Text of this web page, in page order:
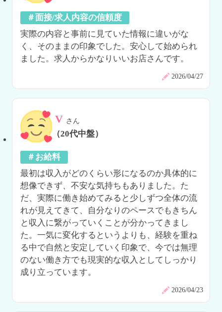
＃面接/求人内容の信頼度
実際の内容と事前に見ていた情報に違いがな
く、そのままの印象でした。安心して始められ
ました。求人からかなりいいお店さんです。
2026/04/27
V さん
（20代中盤）
＃お給料
最初は収入がどのくらい形になるのか具体的に
想像できず、不安な気持ちもありました。た
だ、実際に働き始めてみると少しずつ全体の流
れが見えてきて、自分なりのペースでもきちん
と収入に繋がっていくことが分かってきまし
た。一気に変化するというよりも、経験を重ね
る中で自然と安定していく印象で、今では無理
のない働き方でも現実的な収入としてしっかり
成り立っています。
2026/04/23